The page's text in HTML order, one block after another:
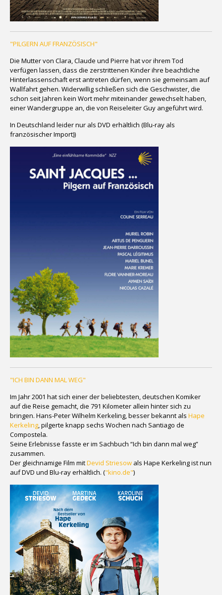
"PILGERN AUF FRANZÖSISCH"
Die Mutter von Clara, Claude und Pierre hat vor ihrem Tod
verfügen lassen, dass die zerstrittenen Kinder ihre beachtliche
Hinterlassenschaft erst antreten dürfen, wenn sie gemeinsam auf
Wallfahrt gehen. Widerwillig schließen sich die Geschwister, die
schon seit Jahren kein Wort mehr miteinander gewechselt haben,
einer Wandergruppe an, die von Reiseleiter Guy angeführt wird.
In Deutschland leider nur als DVD erhältlich (Blu-ray als
französischer Import))
"ICH BIN DANN MAL WEG"
Im Jahr 2001 hat sich einer der beliebtesten, deutschen Komiker
auf die Reise gemacht, die 791 Kilometer allein hinter sich zu
bringen. Hans-Peter Wilhelm Kerkeling, besser bekannt als Hape
Kerkeling, pilgerte knapp sechs Wochen nach Santiago de
Compostela.
Seine Erlebnisse fasste er im Sachbuch “Ich bin dann mal weg”
zusammen.
Der gleichnamige Film mitDevid Striesow als Hape Kerkeling ist nun
auf DVD und Blu-ray erhältlich. ("kino.de")